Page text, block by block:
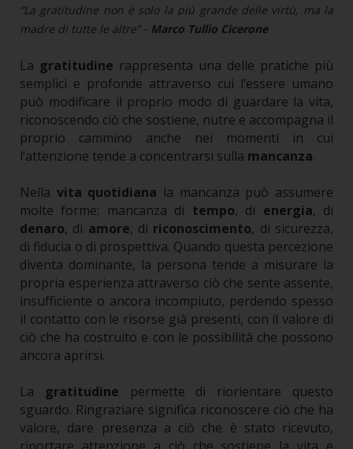
“La gratitudine non è solo la più grande delle virtù, ma la
madre di tutte le altre” - Marco Tullio Cicerone
La gratitudine rappresenta una delle pratiche più
semplici e profonde attraverso cui l’essere umano
può modificare il proprio modo di guardare la vita,
riconoscendo ciò che sostiene, nutre e accompagna il
proprio cammino anche nei momenti in cui
l’attenzione tende a concentrarsi sulla mancanza.
Nella vita quotidiana la mancanza può assumere
molte forme: mancanza di tempo, di energia, di
denaro, di amore, di riconoscimento, di sicurezza,
di fiducia o di prospettiva. Quando questa percezione
diventa dominante, la persona tende a misurare la
propria esperienza attraverso ciò che sente assente,
insufficiente o ancora incompiuto, perdendo spesso
il contatto con le risorse già presenti, con il valore di
ciò che ha costruito e con le possibilità che possono
ancora aprirsi.
La gratitudine permette di riorientare questo
sguardo. Ringraziare significa riconoscere ciò che ha
valore, dare presenza a ciò che è stato ricevuto,